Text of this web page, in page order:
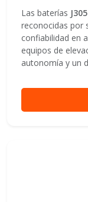
Las baterías
reconocidas por
confiabilidad en
equipos de
autonomía y un